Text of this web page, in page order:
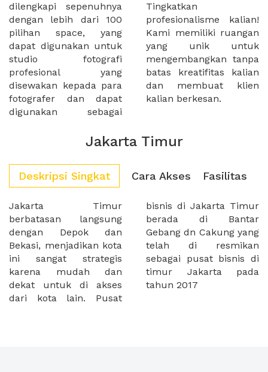
dilengkapi sepenuhnya
dengan lebih dari 100
pilihan space, yang
dapat digunakan untuk
studio fotografi
profesional yang
disewakan kepada para
fotografer dan dapat
digunakan sebagai
Tingkatkan
profesionalisme kalian!
Kami memiliki ruangan
yang unik untuk
mengembangkan tanpa
batas kreatifitas kalian
dan membuat klien
kalian berkesan.
Jakarta Timur
Deskripsi Singkat Cara Akses Fasilitas
Jakarta Timur
berbatasan langsung
dengan Depok dan
Bekasi, menjadikan kota
ini sangat strategis
karena mudah dan
dekat untuk di akses
dari kota lain. Pusat
bisnis di Jakarta Timur
berada di Bantar
Gebang dn Cakung yang
telah di resmikan
sebagai pusat bisnis di
timur Jakarta pada
tahun 2017